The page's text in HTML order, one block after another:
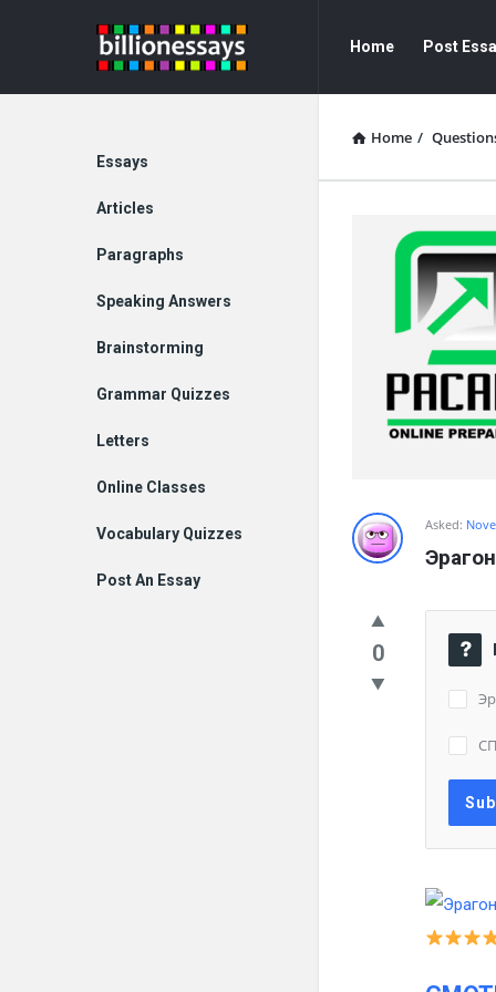
Billion
Essays
Essays
Navigation
Home Post
Home /
Asked:
0
Explore
Essays
Articles
Paragraphs
Speaking Answers
Brainstorming
Grammar Quizzes
Letters
Online Classes
Vocabulary Quizzes
Post An Essay